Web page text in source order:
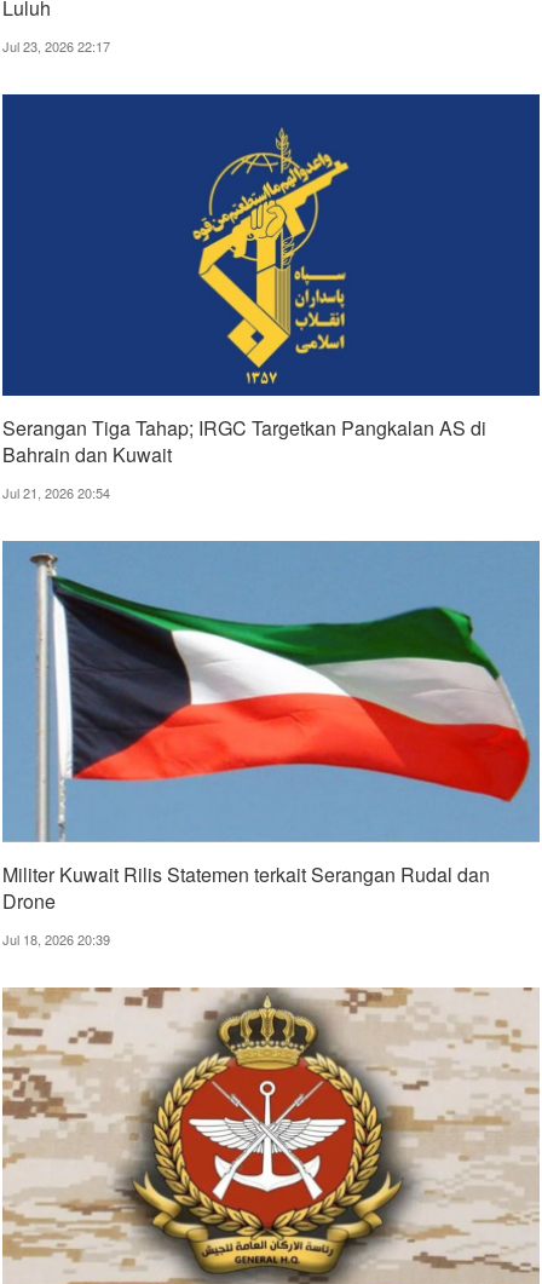
Luluh
Jul 23, 2026 22:17
Serangan Tiga Tahap; IRGC Targetkan Pangkalan AS di
Bahrain dan Kuwait
Jul 21, 2026 20:54
Militer Kuwait Rilis Statemen terkait Serangan Rudal dan
Drone
Jul 18, 2026 20:39